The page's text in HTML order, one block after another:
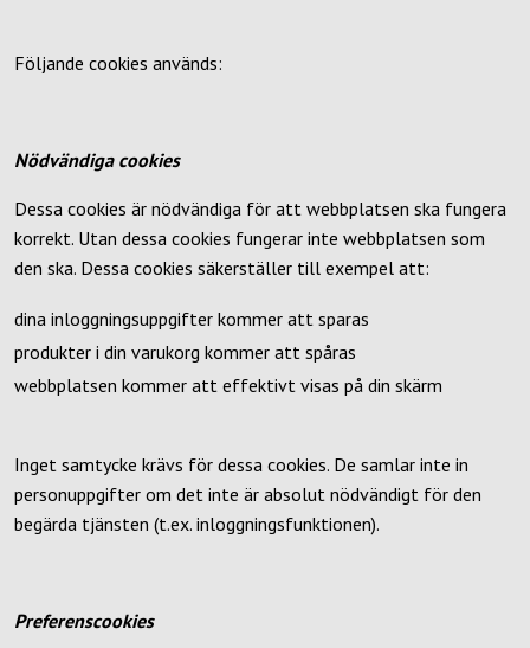
Följande cookies används:
Nödvändiga cookies
Dessa cookies är nödvändiga för att webbplatsen ska fungera
korrekt. Utan dessa cookies fungerar inte webbplatsen som
den ska. Dessa cookies säkerställer till exempel att:
dina inloggningsuppgifter kommer att sparas
produkter i din varukorg kommer att spåras
webbplatsen kommer att effektivt visas på din skärm
Inget samtycke krävs för dessa cookies. De samlar inte in
personuppgifter om det inte är absolut nödvändigt för den
begärda tjänsten (t.ex. inloggningsfunktionen).
Preferenscookies